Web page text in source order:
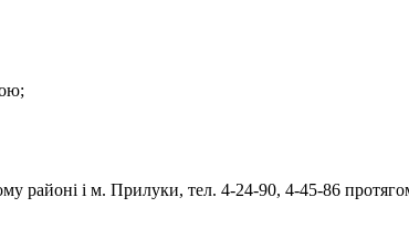
і м. Прилуки, тел. 4-24-90, 4-45-86